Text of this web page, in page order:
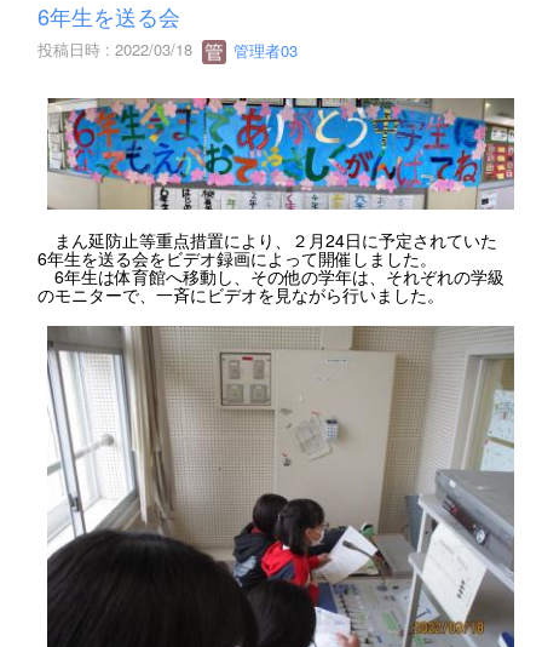
6年生を送る会
投稿日時 : 2022/03/18 管理者03
まん延防止等重点措置により、２月24日に予定されていた
6年生を送る会をビデオ録画によって開催しました。
6年生は体育館へ移動し、その他の学年は、それぞれの学級
のモニターで、一斉にビデオを見ながら行いました。